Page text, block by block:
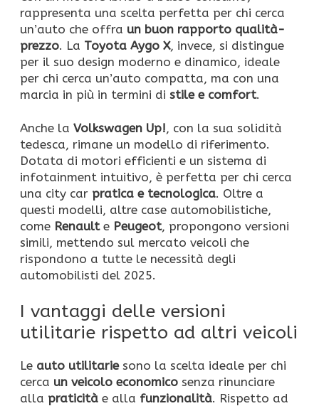
rappresenta una scelta perfetta per chi cerca
un’auto che offra un buon rapporto qualità-
prezzo. La Toyota Aygo X, invece, si distingue
per il suo design moderno e dinamico, ideale
per chi cerca un’auto compatta, ma con una
marcia in più in termini di stile e comfort.
Anche la Volkswagen Up!, con la sua solidità
tedesca, rimane un modello di riferimento.
Dotata di motori efficienti e un sistema di
infotainment intuitivo, è perfetta per chi cerca
una city car pratica e tecnologica. Oltre a
questi modelli, altre case automobilistiche,
come Renaulte Peugeot, propongono versioni
simili, mettendo sul mercato veicoli che
rispondono a tutte le necessità degli
automobilisti del 2025.
I vantaggi delle versioni
utilitarie rispetto ad altri veicoli
Le auto utilitariesono la scelta ideale per chi
cerca un veicolo economico senza rinunciare
alla praticità e alla funzionalità. Rispetto ad